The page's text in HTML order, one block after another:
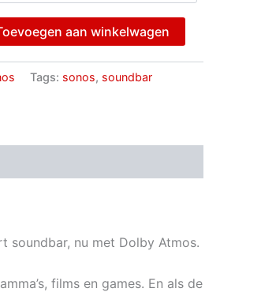
aan winkelwagen
Tags: sonos, soundbar
soundbar, nu met Dolby Atmos.
films en games. En als de